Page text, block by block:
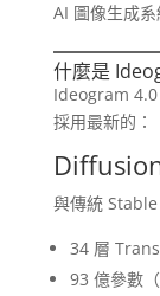
AI 圖像生成系
什麼是
Ideogram 4.0
採用最新的：
與傳統
34 層
93 億參數（